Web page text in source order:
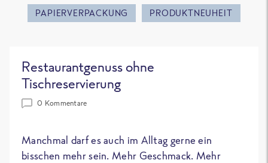
PAPIERVERPACKUNG PRODUKTNEUHEIT
Restaurantgenuss ohne
Tischreservierung
0 Kommentare
Manchmal darf es auch im Alltag gerne ein
bisschen mehr sein. Mehr Geschmack. Mehr